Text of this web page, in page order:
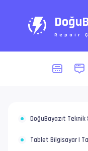
Repair
DoğuBayazıt Teknik
Tablet Bilgisayar |